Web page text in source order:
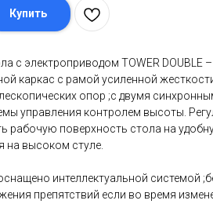
Купить
с электроприводом TOWER DOUBLE
каркас с рамой усиленной
опор ;с двумя
управления контролем высоты.
рабочую поверхность стола на
на высоком стуле.
интеллектуальной системой
препятствий если во время